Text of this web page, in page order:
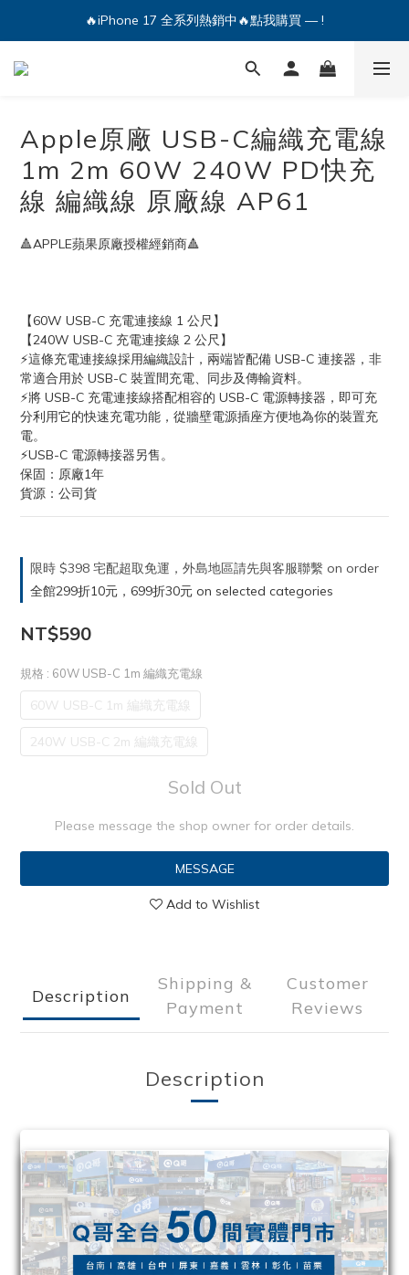
🔥iPhone 17 全系列熱銷中🔥點我購買 — !
🔥iPhone 17 全系列熱銷中🔥點我購買 — !
💕加入Q哥 Line 新好友領優惠券！🎫
Apple原廠 USB-C編織充電線
1m 2m 60W 240W PD快充
線 編織線 原廠線 AP61
🔺APPLE蘋果原廠授權經銷商🔺
【60W USB-C 充電連接線 1 公尺】
【240W USB-C 充電連接線 2 公尺】
⚡這條充電連接線採用編織設計，兩端皆配備 USB-C 連接器，非
常適合用於 USB-C 裝置間充電、同步及傳輸資料。
⚡將 USB-C 充電連接線搭配相容的 USB-C 電源轉接器，即可充
分利用它的快速充電功能，從牆壁電源插座方便地為你的裝置充
電。
⚡USB-C 電源轉接器另售。
保固：原廠1年
貨源：公司貨
限時 $398 宅配超取免運，外島地區請先與客服聯繫 on order
全館299折10元，699折30元 on selected categories
NT$590
規格 : 60W USB-C 1m 編織充電線
60W USB-C 1m 編織充電線
240W USB-C 2m 編織充電線
Sold Out
Please message the shop owner for order details.
MESSAGE
Add to Wishlist
Description
Shipping &
Payment
Customer
Reviews
Description